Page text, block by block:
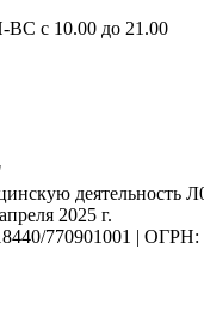
с 10.00 до 21.00
деятельность
2025 г.
770901001 | ОГРН: